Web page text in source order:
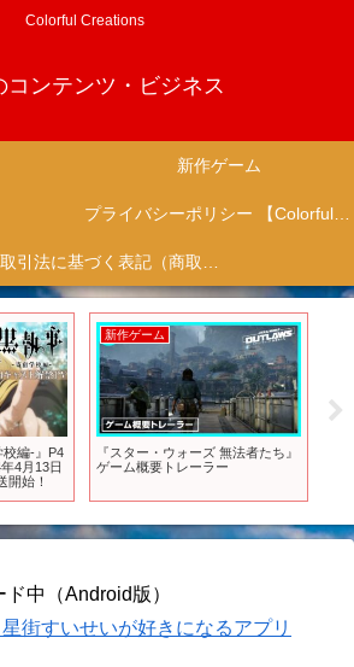
Colorful Creations
コンテンツ・ビジネス
新作ゲーム
プライバシーポリシー 【Colorful Creation】
特定商取引法に基づく表記（商取引に関する開示）
校編-』P4
4月13日
開始！
新作ゲーム
『スター・ウォーズ 無法者たち』
ゲーム概要トレーラー
中（Android版）
街すいせいが好きになるアプリ